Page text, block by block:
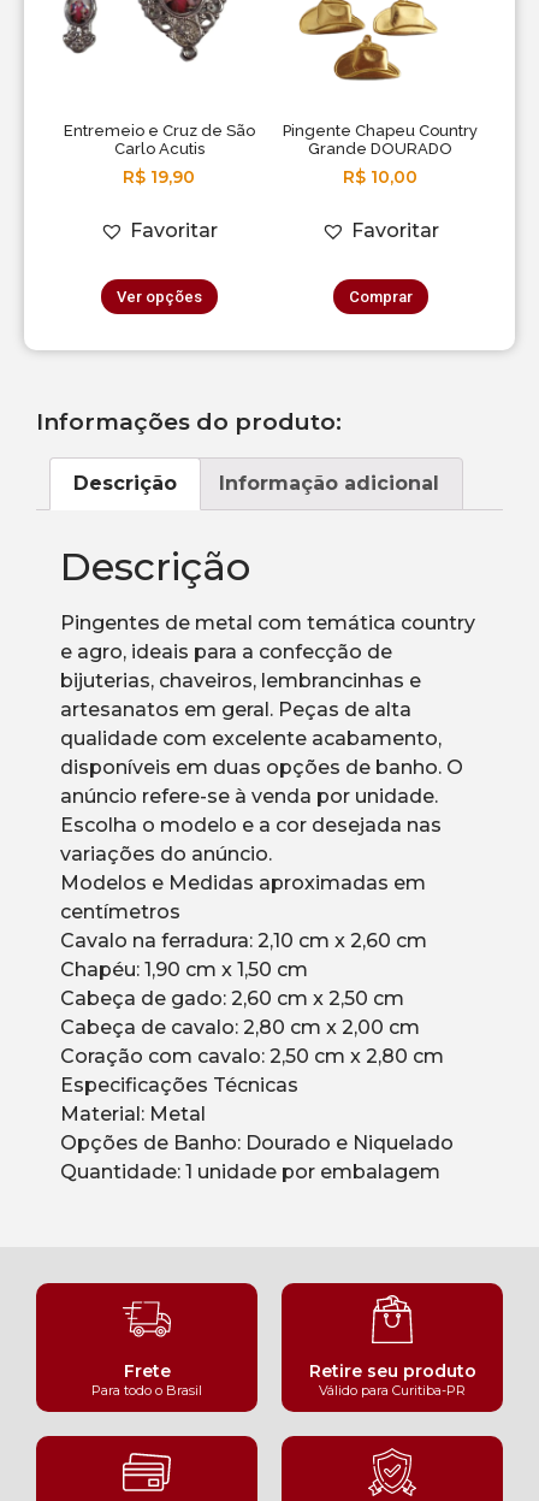
Entremeio e Cruz de São
Carlo Acutis
R$ 19,90
Favoritar
Ver opções
Pingente Chapeu Country
Grande DOURADO
R$ 10,00
Favoritar
Comprar
Informações do produto:
Descrição Informação adicional
Descrição
Pingentes de metal com temática country
e agro, ideais para a confecção de
bijuterias, chaveiros, lembrancinhas e
artesanatos em geral. Peças de alta
qualidade com excelente acabamento,
disponíveis em duas opções de banho. O
anúncio refere-se à venda por unidade.
Escolha o modelo e a cor desejada nas
variações do anúncio.
Modelos e Medidas aproximadas em
centímetros
Cavalo na ferradura: 2,10 cm x 2,60 cm
Chapéu: 1,90 cm x 1,50 cm
Cabeça de gado: 2,60 cm x 2,50 cm
Cabeça de cavalo: 2,80 cm x 2,00 cm
Coração com cavalo: 2,50 cm x 2,80 cm
Especificações Técnicas
Material: Metal
Opções de Banho: Dourado e Niquelado
Quantidade: 1 unidade por embalagem
Frete
Para todo o Brasil
Retire seu produto
Válido para Curitiba-PR